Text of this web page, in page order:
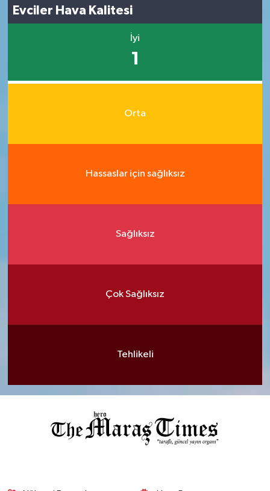
Evciler Hava Kalitesi
İyi
1
Orta
Hassaslar için sağlıksız
Sağlıksız
Çok Sağlıksız
Tehlikeli